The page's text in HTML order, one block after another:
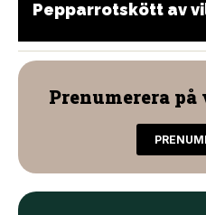
Pepparrotskött av
Prenumerera